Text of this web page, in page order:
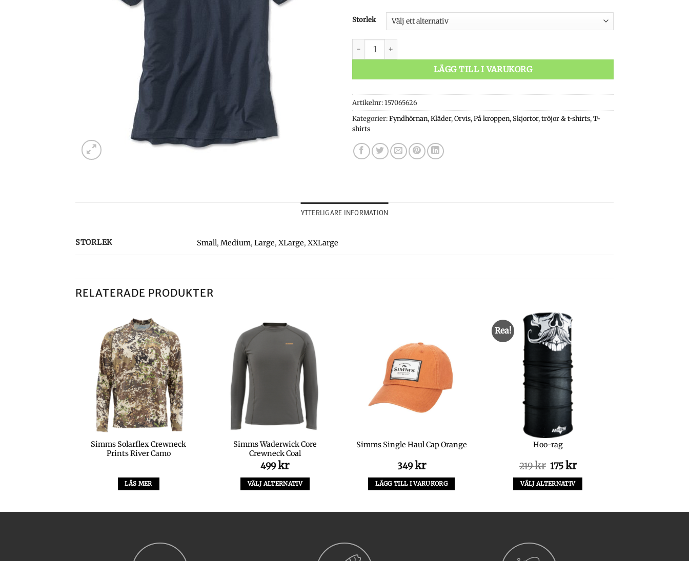
Storlek
Orvis American Flag Trout Tee mängd
LÄGG TILL I VARUKORG
Artikelnr:157065626
Kategorier:Fyndhörnan,Kläder,Orvis,På kroppen,Skjortor, tröjor & t-shirts,T-
shirts
YTTERLIGARE INFORMATION
STORLEK Small,Medium,Large,XLarge,XXLarge
RELATERADE PRODUKTER
Simms Solarflex Crewneck
Prints River Camo
LÄS MER
Simms Waderwick Core
Crewneck Coal
499kr
VÄLJ ALTERNATIV
Simms Single Haul Cap Orange
349kr
LÄGG TILL I VARUKORG
Rea!
Hoo-rag
219kr Det
ursprungliga
priset
var:
175krDet
nuvarande
priset
är:
VÄLJ ALTERNATIV
varianter.